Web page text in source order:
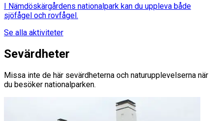
I Nämdöskärgårdens nationalpark kan du uppleva både
sjöfågel och rovfågel.
Se alla aktiviteter
Sevärdheter
Missa inte de här sevärdheterna och naturupplevelserna när
du besöker nationalparken.